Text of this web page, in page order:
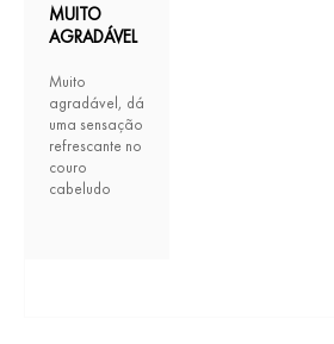
MUITO
AGRADÁVEL
Muito
agradável, dá
uma sensação
refrescante no
couro
cabeludo